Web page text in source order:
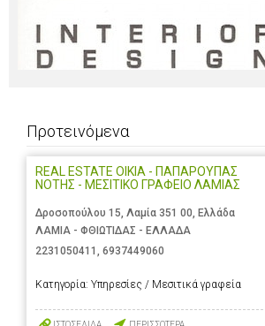
Προτεινόμενα
REAL ESTATE OIKIA - ΠΑΠΑΡΟΥΠΑΣ
ΝΟΤΗΣ - ΜΕΣΙΤΙΚΟ ΓΡΑΦΕΙΟ ΛΑΜΙΑΣ
Δροσοπούλου 15, Λαμία 351 00, Ελλάδα
ΛΑΜΙΑ - ΦΘΙΩΤΙΔΑΣ - ΕΛΛΑΔΑ
2231050411
6937449060
Κατηγορία: Υπηρεσίες / Μεσιτικά γραφεία